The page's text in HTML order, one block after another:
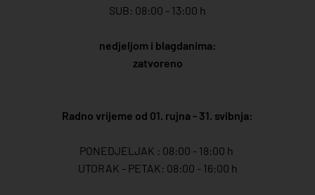
SUB: 08:00 - 13:00 h
nedjeljom i blagdanima:
zatvoreno
Radno vrijeme od 01. rujna - 31. svibnja:
PONEDJELJAK : 08:00 - 18:00 h
UTORAK - PETAK: 08:00 - 16:00 h